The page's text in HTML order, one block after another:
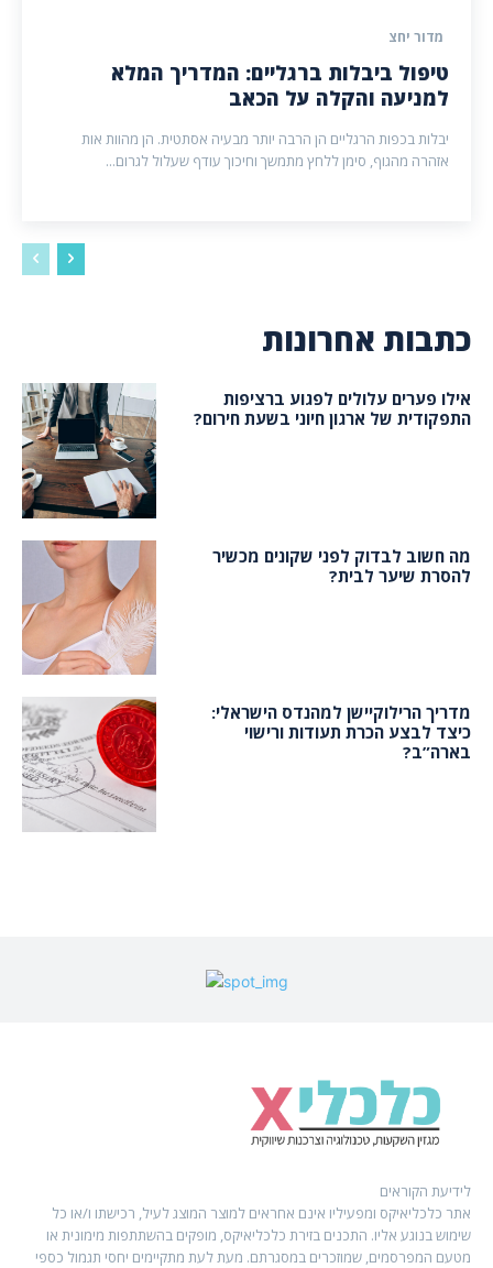
מדור יחצ
טיפול ביבלות ברגליים: המדריך המלא
למניעה והקלה על הכאב
יבלות בכפות הרגליים הן הרבה יותר מבעיה אסתטית. הן מהוות אות
אזהרה מהגוף, סימן ללחץ מתמשך וחיכוך עודף שעלול לגרום...
כתבות אחרונות
אילו פערים עלולים לפגוע ברציפות
התפקודית של ארגון חיוני בשעת חירום?
מה חשוב לבדוק לפני שקונים מכשיר
להסרת שיער לבית?
מדריך הרילוקיישן למהנדס הישראלי:
כיצד לבצע הכרת תעודות ורישוי
בארה”ב?
לידיעת הקוראים
אתר כלכליאיקס ומפעיליו אינם אחראים למוצר המוצג לעיל, רכישתו ו/או כל
שימוש בנוגע אליו. התכנים בזירת כלכליאיקס, מופקים בהשתתפות מימונית או
מטעם המפרסמים, שמוזכרים במסגרתם. מעת לעת מתקיימים יחסי תגמול כספי